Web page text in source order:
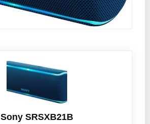
Sony SRSXB21B